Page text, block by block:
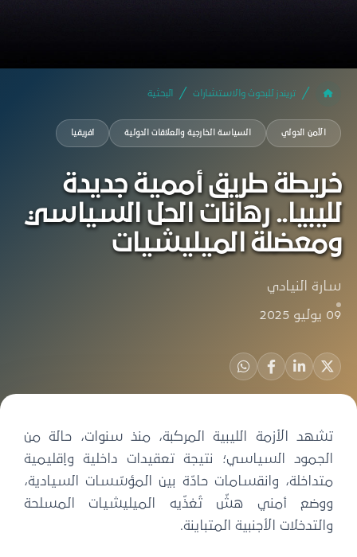
تريندز للبحوث والاستشارات البحثية
الأمن الدولي السياسة الخارجية والعلاقات الدولية أفريقيا
خريطة طريق أممية جديدة
لليبيا.. رهانات الحل السياسي
ومعضلة الميليشيات
سارة النيادي
09 يوليو 2025
تشهد الأزمة الليبية المركبة، منذ سنوات، حالة من
الجمود السياسي؛ نتيجة تعقيدات داخلية وإقليمية
متداخلة، وانقسامات حادّة بين المؤسّسات السيادية،
ووضع أمني هشّ تُغذّيه الميليشيات المسلحة
والتدخلات الأجنبية المتباينة.